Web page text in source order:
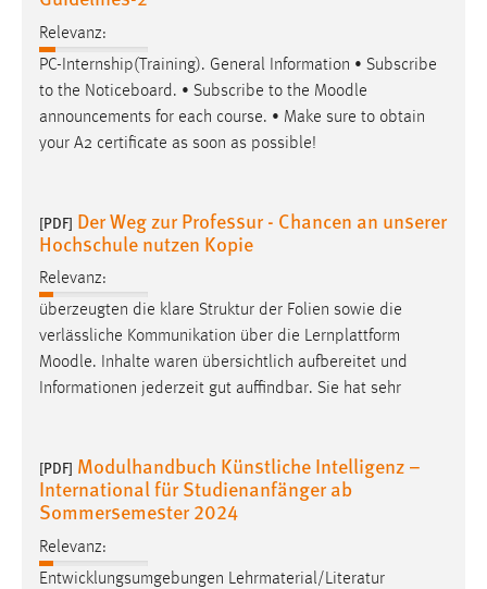
Relevanz:
PC-Internship(Training). General Information • Subscribe
to the Noticeboard. • Subscribe to the Moodle
announcements for each course. • Make sure to obtain
your A2 certificate as soon as possible!
[PDF] Der Weg zur Professur - Chancen an unserer
Hochschule nutzen Kopie
Relevanz:
überzeugten die klare Struktur der Folien sowie die
verlässliche Kommunikation über die Lernplattform
Moodle. Inhalte waren übersichtlich aufbereitet und
Informationen jederzeit gut auffindbar. Sie hat sehr
[PDF] Modulhandbuch Künstliche Intelligenz –
International für Studienanfänger ab
Sommersemester 2024
Relevanz:
Entwicklungsumgebungen Lehrmaterial/Literatur